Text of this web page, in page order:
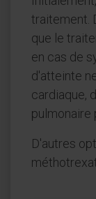
traitement.
que le
en cas de
d'atteinte
cardiaque,
pulmonaire
D'autres